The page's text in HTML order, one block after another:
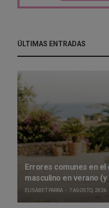
ÚLTIMAS ENTRADAS
Errores comunes en el
masculino en verano
ELISABET PARRA 7 AGOSTO, 2026